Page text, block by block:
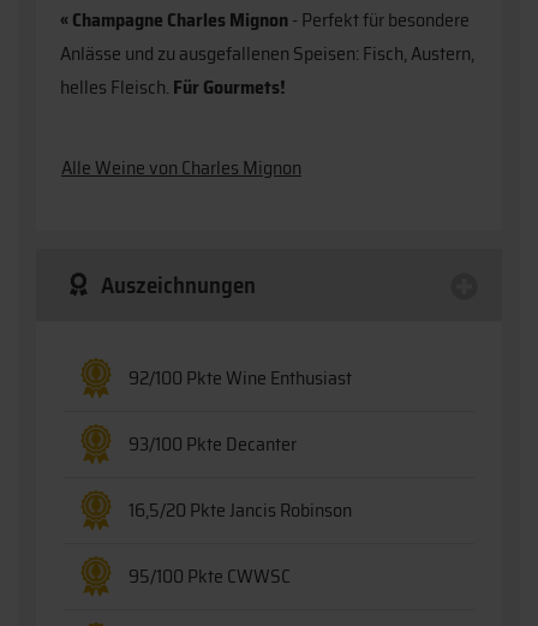
« Champagne Charles Mignon- Perfekt für besondere
Anlässe und zu ausgefallenen Speisen: Fisch, Austern,
helles Fleisch. Für Gourmets!
Alle Weine von Charles Mignon
Auszeichnungen
92/100 Pkte Wine Enthusiast
93/100 Pkte Decanter
16,5/20 Pkte Jancis Robinson
95/100 Pkte CWWSC